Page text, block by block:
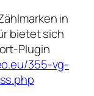
in
bietet sich
Plugin
355-vg-